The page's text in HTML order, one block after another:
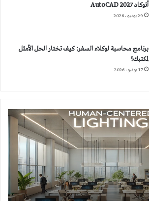
أتوكاد 2027 AutoCAD
29 يونيو، 2026
برنامج محاسبة لوكلاء السفر: كيف تختار الحل الأمثل
لمكتبك؟
17 يونيو، 2026